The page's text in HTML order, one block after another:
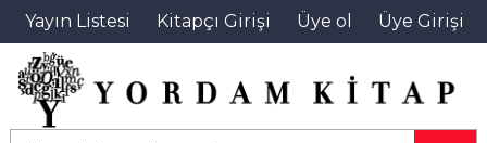
Yayın Listesi Kitapçı Girişi Üye ol Üye Girişi